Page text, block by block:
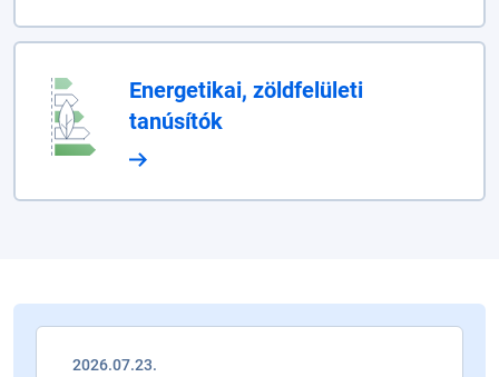
Energetikai, zöldfelületi
tanúsítók
2026.07.23.